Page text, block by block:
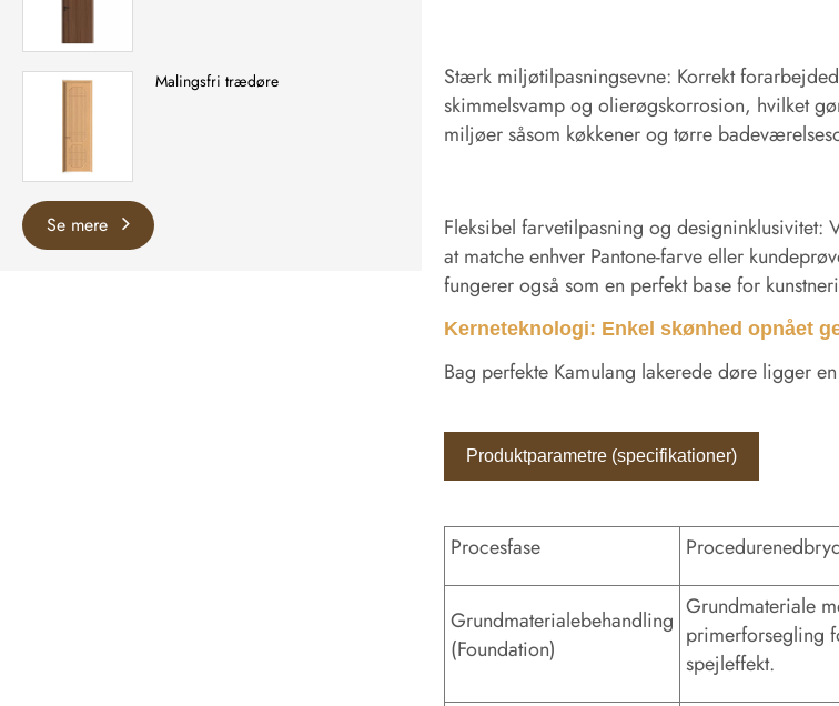
Malingsfri trædøre
Se mere
Stærk miljøtilpasningsevne: Korrekt
skimmelsvamp og olierøgskorrosion, hvilket
miljøer såsom køkkener og tørre
Fleksibel farvetilpasning og designinklusivitet:
at matche enhver Pantone-farve eller
fungerer også som en perfekt base for
Kerneteknologi: Enkel skønhed opnået
Bag perfekte Kamulang lakerede døre ligger
Produktparametre (specifikationer)
Procesfase
Grundmaterialebehandling
(Foundation)
Grundmateriale
primerforsegling
spejleffekt.